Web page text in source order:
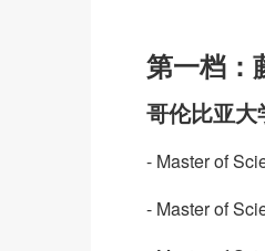
第一档：
哥伦比亚
- Master of
- Master of